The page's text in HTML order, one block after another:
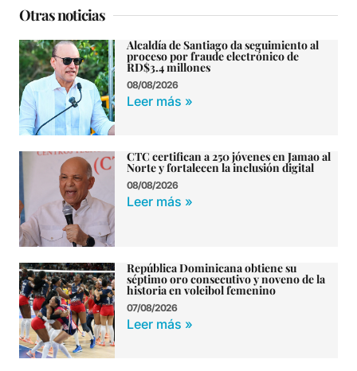
Otras noticias
Alcaldía de Santiago da seguimiento al
proceso por fraude electrónico de
RD$3.4 millones
08/08/2026
Leer más »
CTC certifican a 250 jóvenes en Jamao al
Norte y fortalecen la inclusión digital
08/08/2026
Leer más »
República Dominicana obtiene su
séptimo oro consecutivo y noveno de la
historia en voleibol femenino
07/08/2026
Leer más »